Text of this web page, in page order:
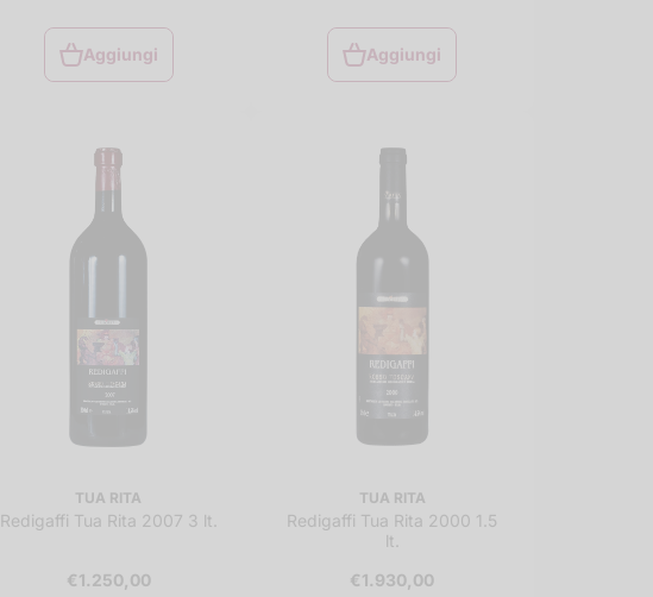
Aggiungi
Aggiungi
Aggiungi
Aggiungi
TUA RITA
Redigaffi Tua Rita 2007 3 lt.
€1.250,00
TUA RITA
Redigaffi Tua Rita 2000 1.5
lt.
€1.930,00